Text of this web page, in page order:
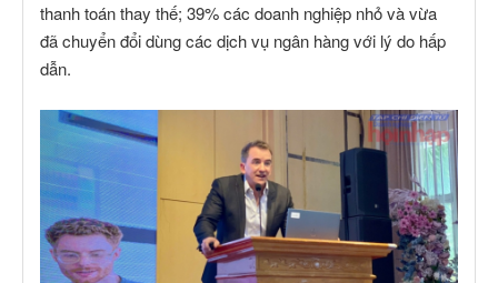
thanh toán thay thế; 39% các doanh nghiệp nhỏ và vừa
đã chuyển đổi dùng các dịch vụ ngân hàng với lý do hấp
dẫn.